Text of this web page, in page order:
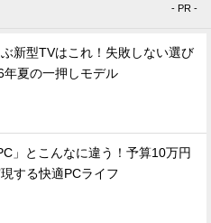
- PR -
新型TVはこれ！失敗しない選び
年夏の一押しモデル
」とこんなに違う！予算10万円
する快適PCライフ